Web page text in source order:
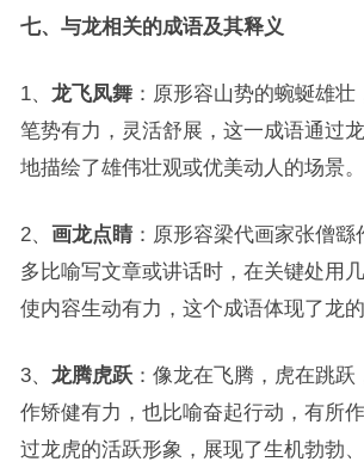
七、与龙相关的成语及其释义
1、 龙飞凤舞：原形容山势的蜿蜒雄壮
笔势有力，灵活舒展，这一成语通过
地描绘了雄伟壮观或优美动人的场景。
2、 画龙点睛：原形容梁代画家张僧繇
多比喻写文章或讲话时，在关键处用
使内容生动有力，这个成语体现了龙的
3、 龙腾虎跃：像龙在飞腾，虎在跳跃
作矫健有力，也比喻奋起行动，有所
过龙虎的活跃形象，展现了生机勃勃